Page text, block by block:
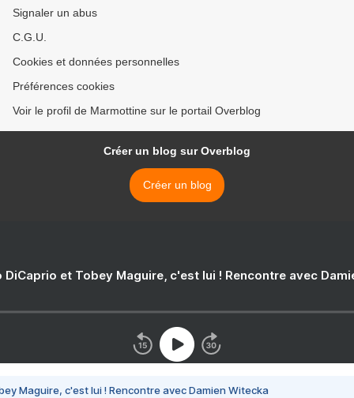
Signaler un abus
C.G.U.
Cookies et données personnelles
Préférences cookies
Voir le profil de Marmottine sur le portail Overblog
Créer un blog sur Overblog
Créer un blog
DiCaprio et Tobey Maguire, c'est lui ! Rencontre avec
Maguire, c'est lui ! Rencontre avec Damien Witecka